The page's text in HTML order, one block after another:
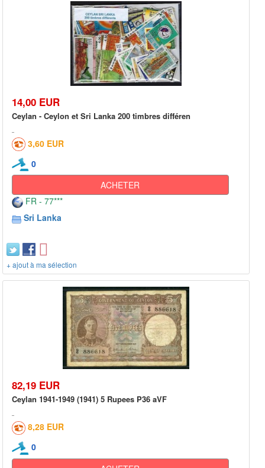
14,00 EUR
Ceylan - Ceylon et Sri Lanka 200 timbres différen
3,60 EUR
0
ACHETER
FR - 77***
Sri Lanka
+ ajout à ma sélection
82,19 EUR
Ceylan 1941-1949 (1941) 5 Rupees P36 aVF
8,28 EUR
0